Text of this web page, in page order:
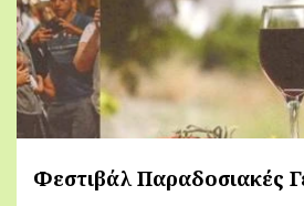
Φεστιβάλ Παραδοσιακές